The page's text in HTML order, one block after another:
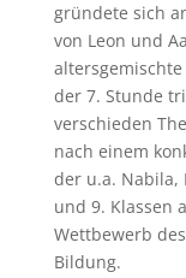
gründete sich
von Leon und
der 7. Stunde
verschieden
nach einem
der u.a. Nabila,
und 9. Klassen
Wettbewerb
Bildung.